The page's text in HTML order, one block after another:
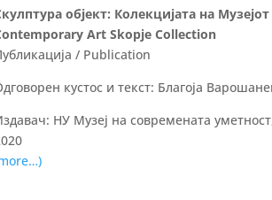
објект: Колекцијата на
Art Skopje Collection
/ Publication
кустос и текст: Благоја
НУ Музеј на современата